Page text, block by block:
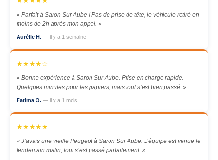
« Parfait à Saron Sur Aube ! Pas de prise de tête, le véhicule retiré en
moins de 2h après mon appel. »
Aurélie H. — il y a 1 semaine
★★★★☆
« Bonne expérience à Saron Sur Aube. Prise en charge rapide.
Quelques minutes pour les papiers, mais tout s’est bien passé. »
Fatima O. — il y a 1 mois
★★★★★
« J’avais une vieille Peugeot à Saron Sur Aube. L’équipe est venue le
lendemain matin, tout s’est passé parfaitement. »